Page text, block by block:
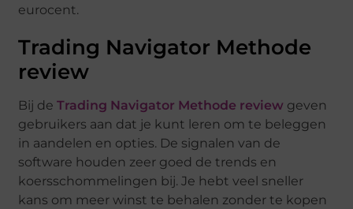
eurocent.
Trading Navigator Methode
review
Bij deTrading Navigator Methode review geven
gebruikers aan dat je kunt leren om te beleggen
in aandelen en opties. De signalen van de
software houden zeer goed de trends en
koersschommelingen bij. Je hebt veel sneller
kans om meer winst te behalen zonder te kopen